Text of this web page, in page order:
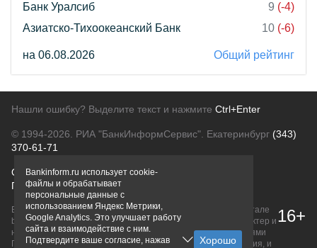
Банк Уралсиб
9 (-4)
Азиатско-Тихоокеанский Банк
10 (-6)
на 06.08.2026 Общий рейтинг
Нашли ошибку? Выделите текст и нажмите Ctrl+Enter
© 1994-2026. РИА "БанкИнформСервис". Екатеринбург (343)
370-61-71
О проектеПолитика конфиденциальности
Правовая информацияДля рекламодателей
Вся информация о продуктах банков, размещенная на портале
bankinform.ru, носит исключительно ознакомительный характер и
не является публичной офертой, определяемой положениями
ГК РФ. Информация не содержит точного и полного описания, и
16+
Bankinform.ru использует cookie-
файлы и обрабатывает
персональные данные с
использованием Яндекс Метрики,
Google Analytics. Это улучшает работу
сайта и взаимодействие с ним.
Подтвердите ваше согласие, нажав